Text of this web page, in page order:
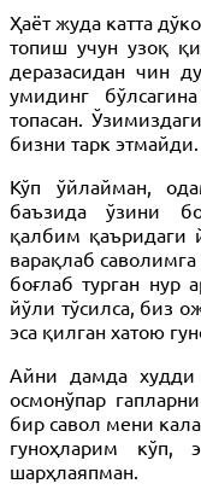
Ҳаёт жуда катта
топиш учун узоқ
деразасидан чин
умидинг
топасан.
бизни тарк этмайди.
Кўп ўйлайман,
баъзида ўзини
қалбим қаъридаги
варақлаб
боғлаб турган нур
йўли тўсилса, биз
эса қилган хатою
Айни дамда худди
осмонўпар
бир савол мени
гуноҳларим кўп,
шарҳлаяпман.